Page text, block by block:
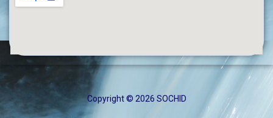
Copyright © 2026 SOCHID